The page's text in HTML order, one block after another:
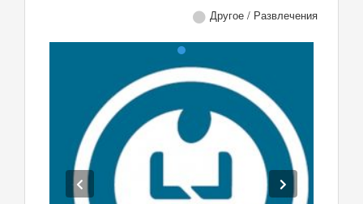
Другое / Развлечения